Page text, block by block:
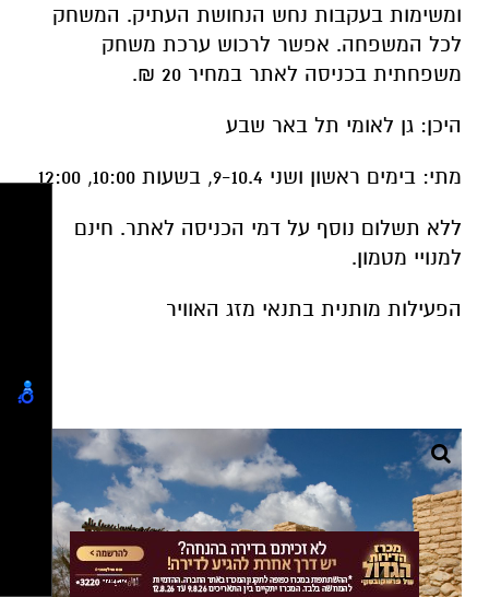
ומשימות בעקבות נחש הנחושת העתיק. המשחק
לכל המשפחה. אפשר לרכוש ערכת משחק
משפחתית בכניסה לאתר במחיר 20 ₪.
היכן: גן לאומי תל באר שבע
מתי: בימים ראשון ושני 9-10.4, בשעות 10:00, 12:00
ללא תשלום נוסף על דמי הכניסה לאתר. חינם
למנויי מטמון.
הפעילות מותנית בתנאי מזג האוויר